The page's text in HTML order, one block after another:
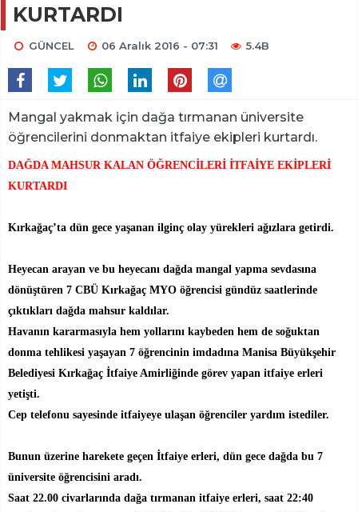
KURTARDI
GÜNCEL 06 Aralık 2016 - 07:31 5.4B
Mangal yakmak için dağa tırmanan üniversite
öğrencilerini donmaktan itfaiye ekipleri kurtardı.
DAĞDA MAHSUR KALAN ÖĞRENCİLERİ İTFAİYE EKİPLERİ
KURTARDI
Kırkağaç’ta dün gece yaşanan ilginç olay yürekleri ağızlara getirdi.
Heyecan arayan ve bu heyecanı dağda mangal yapma sevdasına
dönüştüren 7 CBÜ Kırkağaç MYO öğrencisi gündüz saatlerinde
çıktıkları dağda mahsur kaldılar.
Havanın kararmasıyla hem yollarını kaybeden hem de soğuktan
donma tehlikesi yaşayan 7 öğrencinin imdadına Manisa Büyükşehir
Belediyesi Kırkağaç İtfaiye Amirliğinde görev yapan itfaiye erleri
yetişti.
Cep telefonu sayesinde itfaiyeye ulaşan öğrenciler yardım istediler.
Bunun üzerine harekete geçen İtfaiye erleri, dün gece dağda bu 7
üniversite öğrencisini aradı.
Saat 22.00 civarlarında dağa tırmanan itfaiye erleri, saat 22:40